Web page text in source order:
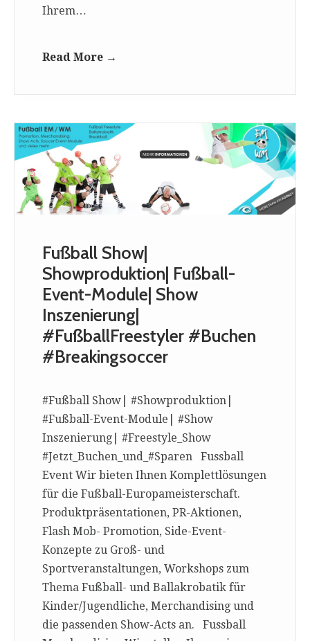
Ihrem…
Read More →
Fußball Show|
Showproduktion| Fußball-
Event-Module| Show
Inszenierung|
#FußballFreestyler #Buchen
#Breakingsoccer
#Fußball Show| #Showproduktion|
#Fußball-Event-Module| #Show
Inszenierung| #Freestyle_Show
#Jetzt_Buchen_und_#Sparen Fussball
Event Wir bieten Ihnen Komplettlösungen
für die Fußball-Europameisterschaft.
Produktpräsentationen, PR-Aktionen,
Flash Mob- Promotion, Side-Event-
Konzepte zu Groß- und
Sportveranstaltungen, Workshops zum
Thema Fußball- und Ballakrobatik für
Kinder/Jugendliche, Merchandising und
die passenden Show-Acts an. Fussball